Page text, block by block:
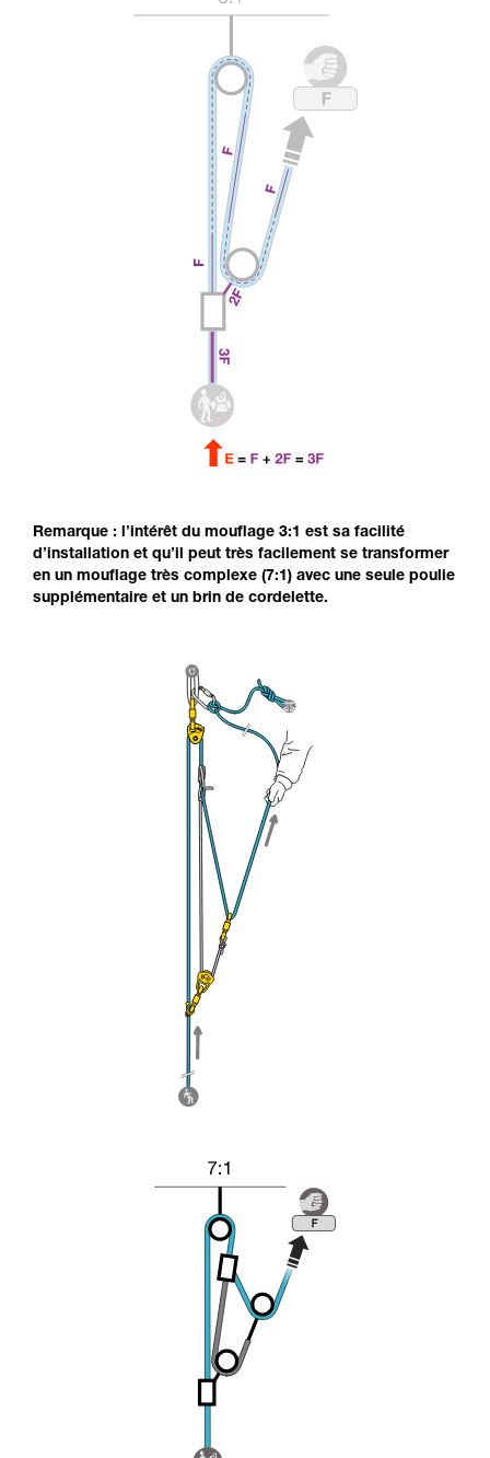
Remarque : l’intérêt du mouflage 3:1 est sa facilité
d’installation et qu’il peut très facilement se transformer
en un mouflage très complexe (7:1) avec une seule poulie
supplémentaire et un brin de cordelette.